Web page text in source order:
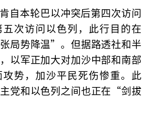
自本轮巴以冲突后第四次访问
次访问以色列，此行目的在
局势降温”。但据路透社和半
以军正加大对加沙中部和南部
势，加沙平民死伤惨重。此
党和以色列之间也正在“剑拔